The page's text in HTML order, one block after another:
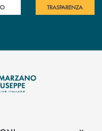
TRASPARENZA